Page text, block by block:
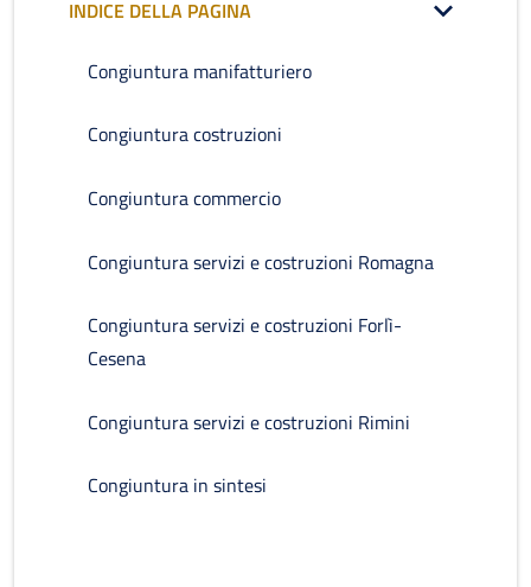
INDICE DELLA PAGINA
Congiuntura manifatturiero
Congiuntura costruzioni
Congiuntura commercio
Congiuntura servizi e costruzioni Romagna
Congiuntura servizi e costruzioni Forlì-
Cesena
Congiuntura servizi e costruzioni Rimini
Congiuntura in sintesi